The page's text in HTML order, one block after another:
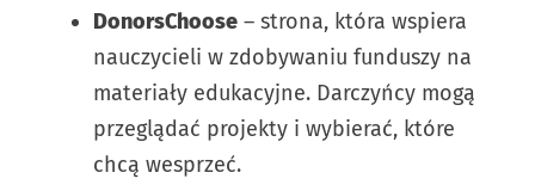
DonorsChoose – strona, która wspiera
nauczycieli w zdobywaniu funduszy na
materiały edukacyjne. Darczyńcy mogą
przeglądać projekty i wybierać, które
chcą wesprzeć.